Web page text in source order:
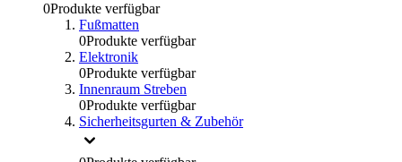
0Produkte verfügbar
Fußmatten
0Produkte verfügbar
Elektronik
0Produkte verfügbar
Innenraum Streben
0Produkte verfügbar
Sicherheitsgurten & Zubehör